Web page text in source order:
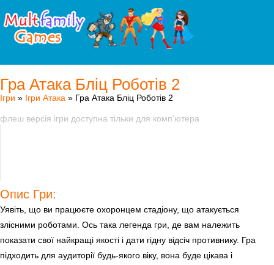
Гра Атака Бліц Роботів 2
Ігри » Ігри Атака » Гра Атака Бліц Роботів 2
флеш версія ігри доступна тільки для комп'ютера
Опис Гри:
Уявіть, що ви працюєте охоронцем стадіону, що атакується
злісними роботами. Ось така легенда гри, де вам належить
показати свої найкращі якості і дати гідну відсіч противнику. Гра
підходить для аудиторії будь-якого віку, вона буде цікава і